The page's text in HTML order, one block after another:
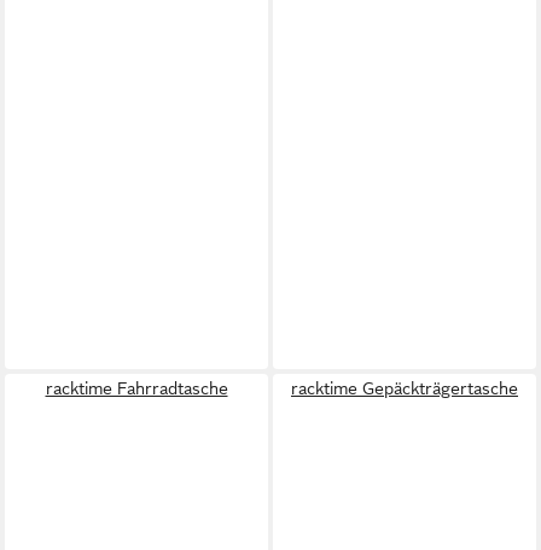
racktime Fahrradtasche racktime Gepäckträgertasche